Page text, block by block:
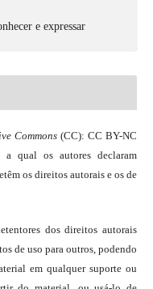
e expressar
Commons(CC): CC BY-NC
a qual os autores declaram
os direitos autorais e os de
dos direitos autorais
de uso para outros, podendo
em qualquer suporte ou